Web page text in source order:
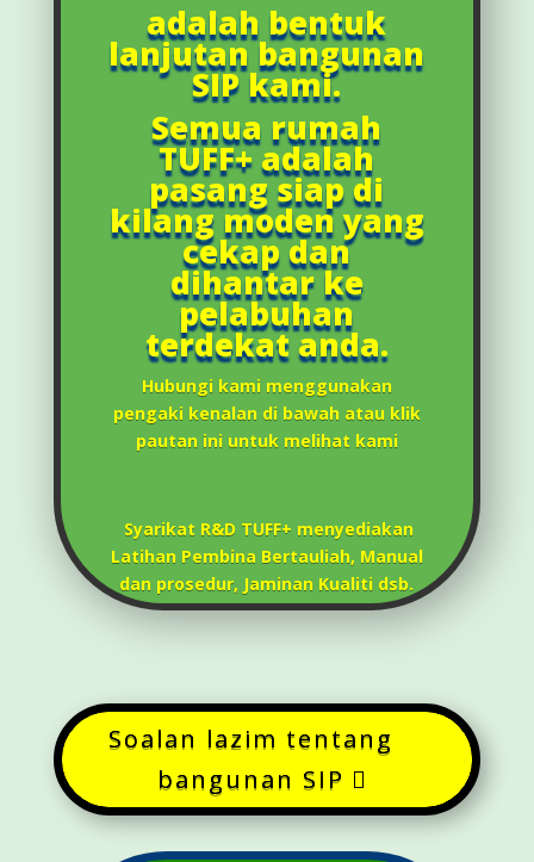
adalah bentuk
lanjutan bangunan
SIP kami.
Semua rumah
TUFF+ adalah
pasang siap di
kilang moden yang
cekap dan
dihantar ke
pelabuhan
terdekat anda.
Hubungi kami menggunakan
pengaki kenalan di bawah atau klik
pautan ini untuk melihat kami
Syarikat R&D TUFF+ menyediakan
Latihan Pembina Bertauliah, Manual
dan prosedur, Jaminan Kualiti dsb.
Soalan lazim tentang
bangunan SIP